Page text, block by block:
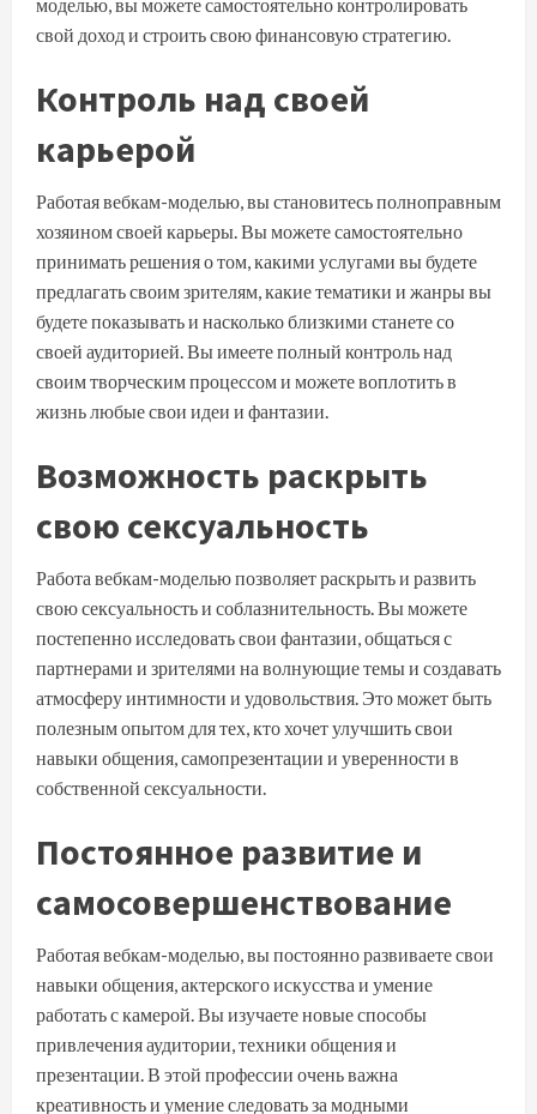
свой доход и строить свою финансовую стратегию.
Контроль над своей
карьерой
Работая вебкам-моделью, вы становитесь полноправным
хозяином своей карьеры. Вы можете самостоятельно
принимать решения о том, какими услугами вы будете
предлагать своим зрителям, какие тематики и жанры вы
будете показывать и насколько близкими станете со
своей аудиторией. Вы имеете полный контроль над
своим творческим процессом и можете воплотить в
жизнь любые свои идеи и фантазии.
Возможность раскрыть
свою сексуальность
Работа вебкам-моделью позволяет раскрыть и развить
свою сексуальность и соблазнительность. Вы можете
постепенно исследовать свои фантазии, общаться с
партнерами и зрителями на волнующие темы и создавать
атмосферу интимности и удовольствия. Это может быть
полезным опытом для тех, кто хочет улучшить свои
навыки общения, самопрезентации и уверенности в
собственной сексуальности.
Постоянное развитие и
самосовершенствование
Работая вебкам-моделью, вы постоянно развиваете свои
навыки общения, актерского искусства и умение
работать с камерой. Вы изучаете новые способы
привлечения аудитории, техники общения и
презентации. В этой профессии очень важна
креативность и умение следовать за модными